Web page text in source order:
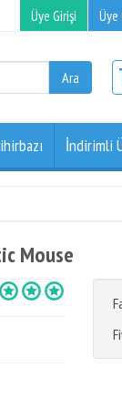
Üye Girişi Üye
İndirimli
Mouse